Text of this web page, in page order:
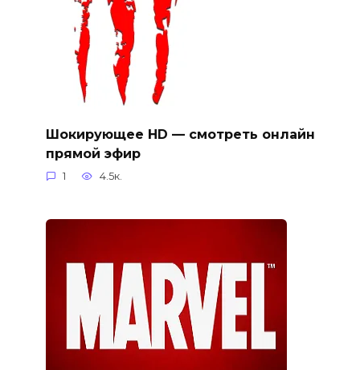
Шокирующее HD — смотреть онлайн
прямой эфир
1 4.5к.